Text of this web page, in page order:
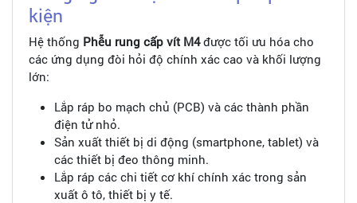
kiện
Hệ thống Phễu rung cấp vít M4được tối ưu hóa cho
các ứng dụng đòi hỏi độ chính xác cao và khối lượng
lớn:
Lắp ráp bo mạch chủ (PCB) và các thành phần
điện tử nhỏ.
Sản xuất thiết bị di động (smartphone, tablet) và
các thiết bị đeo thông minh.
Lắp ráp các chi tiết cơ khí chính xác trong sản
xuất ô tô, thiết bị y tế.